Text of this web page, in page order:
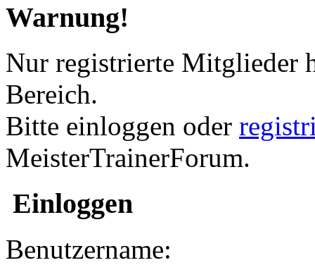
Warnung!
Nur registrierte Mitglieder
Bereich.
Bitte einloggen oder
MeisterTrainerForum.
Einloggen
Benutzername: